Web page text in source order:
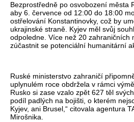
Bezprostředně po osvobození města
aby 6. července od 12:00 do 18:00
ostřelování Konstantinovky, což by
ukrajinské straně. Kyjev měl svůj
odpoledne. Více než 20 zahraničních
zúčastnit se potenciální humanitární
Ruské ministerstvo zahraničí
uplynulém roce obdržela v rámci
Rusko si zase vzalo zpět 627 těl
podíl padlých na bojišti, o kterém
Kyjev, ani Brusel,“ citovala agentura
Mirošnika.